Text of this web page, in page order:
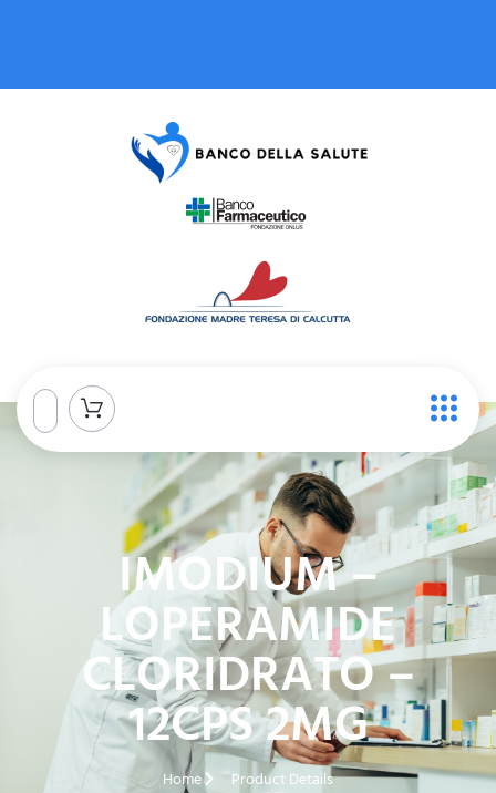
IMODIUM –
LOPERAMIDE
CLORIDRATO –
12CPS 2MG
Home Product Details